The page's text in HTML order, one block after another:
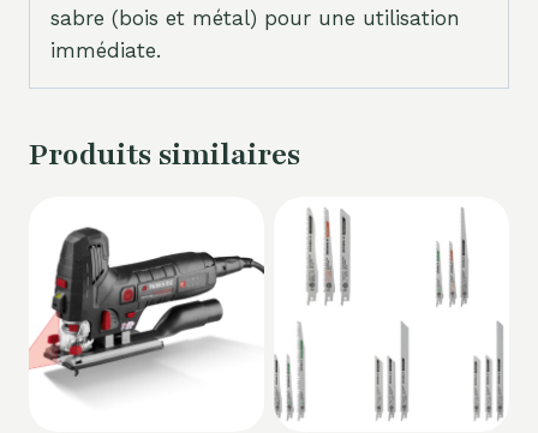
sabre (bois et métal) pour une utilisation
immédiate.
Produits similaires